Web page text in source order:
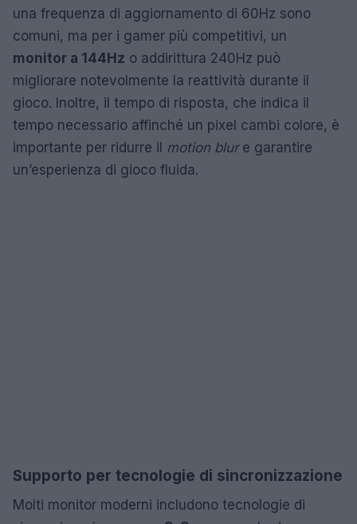
una frequenza di aggiornamento di 60Hz sono
comuni, ma per i gamer più competitivi, un
monitor a 144Hz o addirittura 240Hz può
migliorare notevolmente la reattività durante il
gioco. Inoltre, il tempo di risposta, che indica il
tempo necessario affinché un pixel cambi colore, è
importante per ridurre il motion blure garantire
un’esperienza di gioco fluida.
Supporto per tecnologie di sincronizzazione
Molti monitor moderni includono tecnologie di